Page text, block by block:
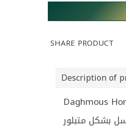
SHARE PRODUCT
Description of
بشكل متبلور